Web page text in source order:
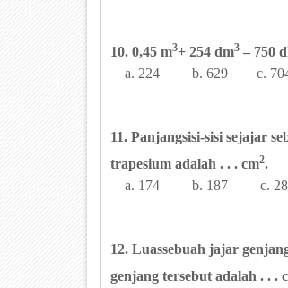
10. 0,45 m3+ 254 dm3 – 750
a. 224 b. 629 c.
11. Panjangsisi-sisi sejajar
trapesium adalah . . . cm2.
a. 174 b. 187 c.
12. Luassebuah jajar
genjang tersebut adalah . . .